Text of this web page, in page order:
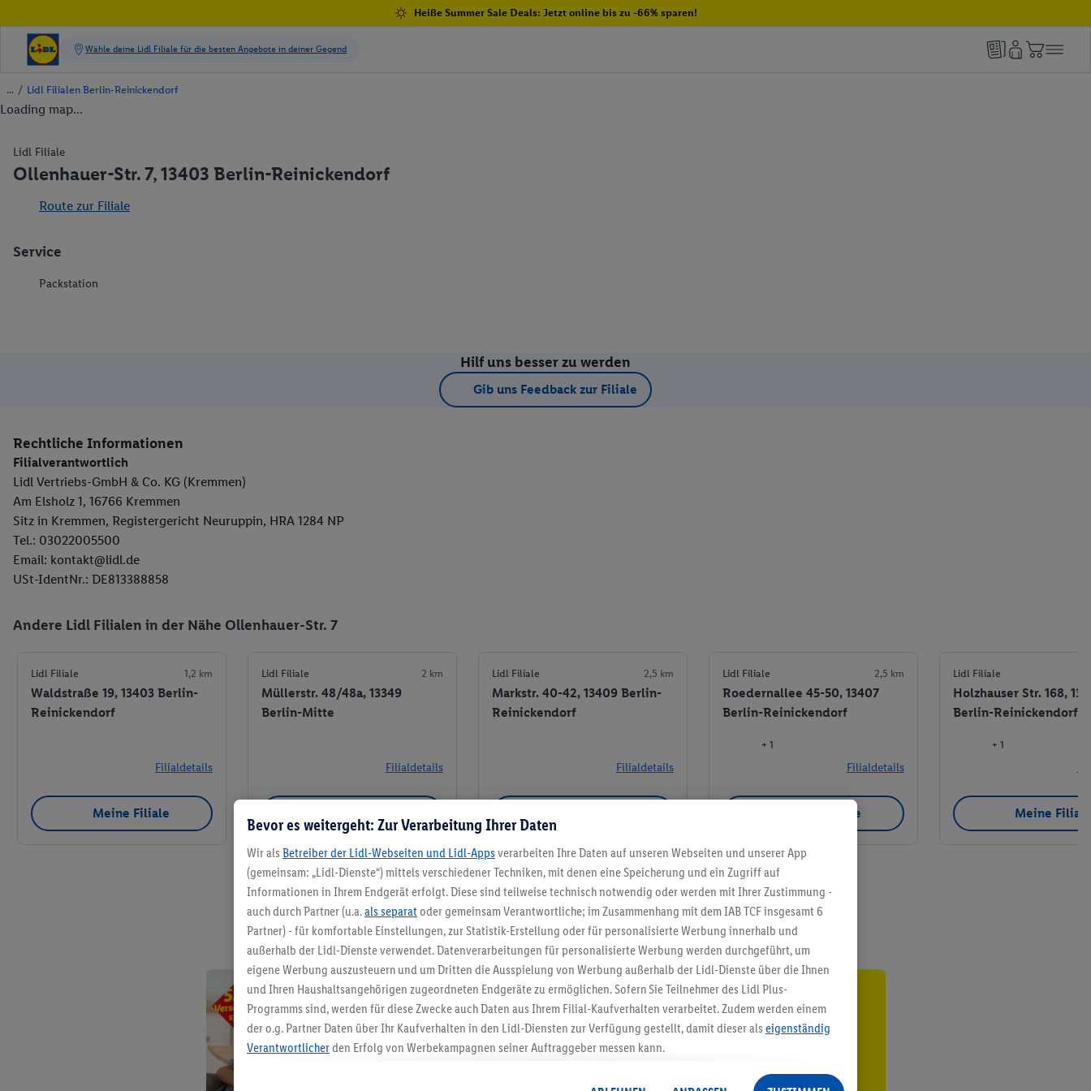
Heiße Summer Sale Deals: Jetzt online bis zu -66% sparen!
/ Lidl Filialen Berlin-Reinickendorf
Loading map...
Lidl Filiale
Ollenhauer-Str. 7, 13403 Berlin-Reinickendorf
Route zur Filiale
Service
Packstation
Hilf uns besser zu werden
Gib uns Feedback zur Filiale
Rechtliche Informationen
Filialverantwortlich
Lidl Vertriebs-GmbH & Co. KG (Kremmen)
Am Elsholz 1, 16766 Kremmen
Sitz in Kremmen, Registergericht Neuruppin, HRA 1284 NP
Tel.: 03022005500
Email: kontakt@lidl.de
USt-IdentNr.: DE813388858
Andere Lidl Filialen in der Nähe Ollenhauer-Str. 7
Lidl Filiale 1,2 km
Waldstraße 19, 13403 Berlin-
Reinickendorf
Filialdetails
Meine Filiale
Lidl Filiale 2 km
Müllerstr. 48/48a, 13349
Berlin-Mitte
Filialdetails
Lidl Filiale 2,5 km
Markstr. 40-42, 13409 Berlin-
Reinickendorf
Filialdetails
Lidl Filiale 2,5 km
Roedernallee 45-50, 13407
Berlin-Reinickendorf
+ 1
Filialdetails
Meine Filiale
Lidl Filiale
Holzhauser Str. 168,
Berlin-Reinickendorf
+ 1
Meine
Meine Filiale
5.95 € Versand sparen³²ᵃ
Jetzt zum Newsletter anmelden
Gutschein sichern!
Bevor es weitergeht: Zur Verarbeitung Ihrer Daten
Wir als Betreiber der Lidl-Webseiten und Lidl-Apps verarbeiten Ihre Daten auf unseren Webseiten und unserer App
(gemeinsam: „Lidl-Dienste“) mittels verschiedener Techniken, mit denen eine Speicherung und ein Zugriff auf
Informationen in Ihrem Endgerät erfolgt. Diese sind teilweise technisch notwendig oder werden mit Ihrer Zustimmung -
auch durch Partner (u.a.als separat oder gemeinsam Verantwortliche; im Zusammenhang mit dem IAB TCF insgesamt 6
Partner) - für komfortable Einstellungen, zur Statistik-Erstellung oder für personalisierte Werbung innerhalb und
außerhalb der Lidl-Dienste verwendet. Datenverarbeitungen für personalisierte Werbung werden durchgeführt, um
eigene Werbung auszusteuern und um Dritten die Ausspielung von Werbung außerhalb der Lidl-Dienste über die Ihnen
und Ihren Haushaltsangehörigen zugeordneten Endgeräte zu ermöglichen. Sofern Sie Teilnehmer des Lidl Plus-
Programms sind, werden für diese Zwecke auch Daten aus Ihrem Filial-Kaufverhalten verarbeitet. Zudem werden einem
der o.g. Partner Daten über Ihr Kaufverhalten in den Lidl-Diensten zur Verfügung gestellt, damit dieser als eigenständig
Verantwortlicherden Erfolg von Werbekampagnen seiner Auftraggeber messen kann.
angereicherten Profilen. Dies umfasst die Zusammenführung von Daten (z.B. über Ihre Nutzung der Lidl-Dienste, Ihr